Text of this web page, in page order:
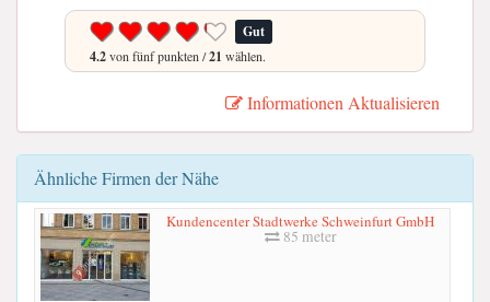
Gut
4.2von fünf punkten /21 wählen.
Informationen Aktualisieren
Ähnliche Firmen der Nähe
Kundencenter Stadtwerke Schweinfurt GmbH
85 meter